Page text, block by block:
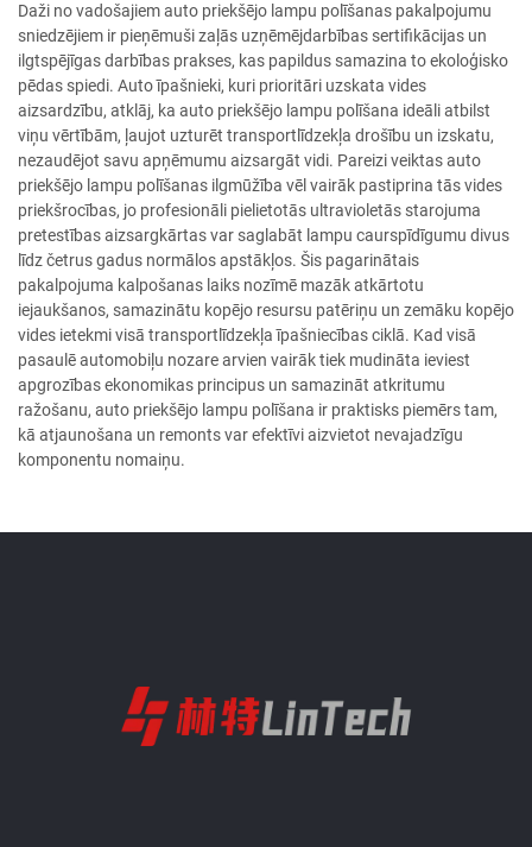
Daži no vadošajiem auto priekšējo lampu polīšanas pakalpojumu
sniedzējiem ir pieņēmuši zaļās uzņēmējdarbības sertifikācijas un
ilgtspējīgas darbības prakses, kas papildus samazina to ekoloģisko
pēdas spiedi. Auto īpašnieki, kuri prioritāri uzskata vides
aizsardzību, atklāj, ka auto priekšējo lampu polīšana ideāli atbilst
viņu vērtībām, ļaujot uzturēt transportlīdzekļa drošību un izskatu,
nezaudējot savu apņēmumu aizsargāt vidi. Pareizi veiktas auto
priekšējo lampu polīšanas ilgmūžība vēl vairāk pastiprina tās vides
priekšrocības, jo profesionāli pielietotās ultravioletās starojuma
pretestības aizsargkārtas var saglabāt lampu caurspīdīgumu divus
līdz četrus gadus normālos apstākļos. Šis pagarinātais
pakalpojuma kalpošanas laiks nozīmē mazāk atkārtotu
iejaukšanos, samazinātu kopējo resursu patēriņu un zemāku kopējo
vides ietekmi visā transportlīdzekļa īpašniecības ciklā. Kad visā
pasaulē automobiļu nozare arvien vairāk tiek mudināta ieviest
apgrozības ekonomikas principus un samazināt atkritumu
ražošanu, auto priekšējo lampu polīšana ir praktisks piemērs tam,
kā atjaunošana un remonts var efektīvi aizvietot nevajadzīgu
komponentu nomaiņu.